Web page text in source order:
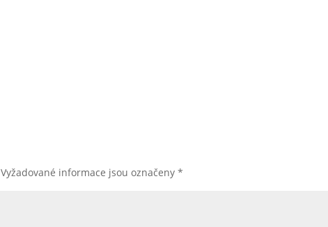
Vyžadované informace jsou označeny*